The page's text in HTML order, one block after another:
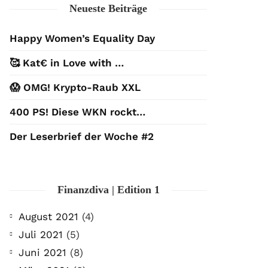
Neueste Beiträge
Happy Women’s Equality Day
🥰 Kat€ in Love with …
😱 OMG! Krypto-Raub XXL
400 PS! Diese WKN rockt…
Der Leserbrief der Woche #2
Finanzdiva | Edition 1
August 2021 (4)
Juli 2021 (5)
Juni 2021 (8)